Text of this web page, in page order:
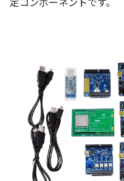
定コンポーネントです。